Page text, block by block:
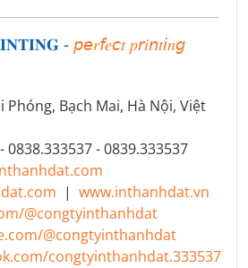
- 𝘱𝘦𝑟𝘧𝑒𝘤𝑡 𝑝𝘳𝑖𝘯𝑡𝘪𝑛𝘨
Phóng, Bạch Mai, Hà Nội, Việt
0838.333537 - 0839.333537
| www.inthanhdat.vn
@congtyinthanhdat
@congtyinthanhdat
congtyinthanhdat.333537